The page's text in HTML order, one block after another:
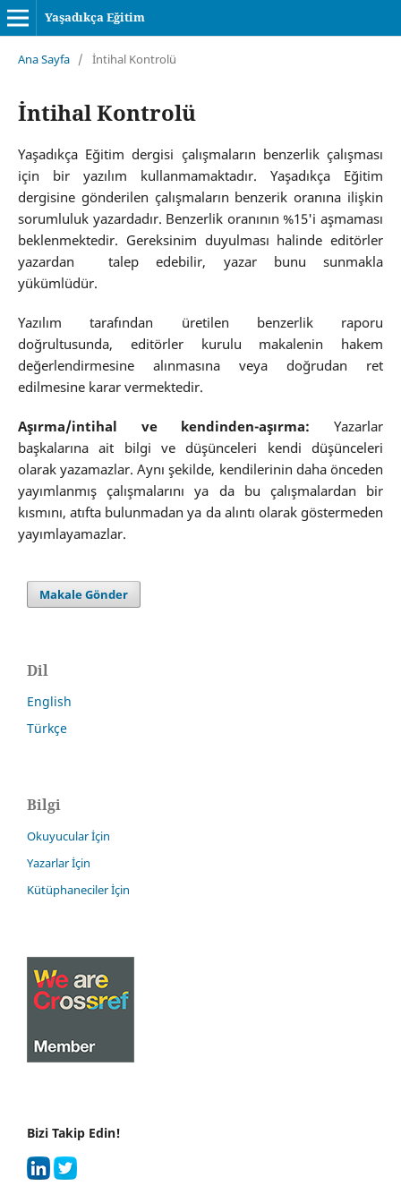
Yaşadıkça Eğitim
Ana Sayfa / İntihal Kontrolü
İntihal Kontrolü
Yaşadıkça Eğitim dergisi çalışmaların benzerlik çalışması
için bir yazılım kullanmamaktadır. Yaşadıkça Eğitim
dergisine gönderilen çalışmaların benzerik oranına ilişkin
sorumluluk yazardadır. Benzerlik oranının %15'i aşmaması
beklenmektedir. Gereksinim duyulması halinde editörler
yazardan talep edebilir, yazar bunu sunmakla
yükümlüdür.
Yazılım tarafından üretilen benzerlik raporu
doğrultusunda, editörler kurulu makalenin hakem
değerlendirmesine alınmasına veya doğrudan ret
edilmesine karar vermektedir.
Aşırma/intihal ve kendinden-aşırma: Yazarlar
başkalarına ait bilgi ve düşünceleri kendi düşünceleri
olarak yazamazlar. Aynı şekilde, kendilerinin daha önceden
yayımlanmış çalışmalarını ya da bu çalışmalardan bir
kısmını, atıfta bulunmadan ya da alıntı olarak göstermeden
yayımlayamazlar.
Makale Gönder
Dil
English
Türkçe
Bilgi
Okuyucular İçin
Yazarlar İçin
Kütüphaneciler İçin
Bizi Takip Edin!